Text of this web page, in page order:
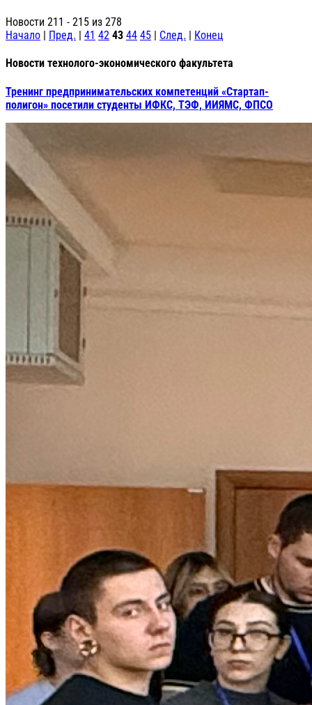
Новости 211 - 215 из 278
Начало | Пред. | 41 42 43 44 45 | След. | Конец
Новости технолого-экономического факультета
Тренинг предпринимательских компетенций «Стартап-
полигон» посетили студенты ИФКС, ТЭФ, ИИЯМС, ФПСО